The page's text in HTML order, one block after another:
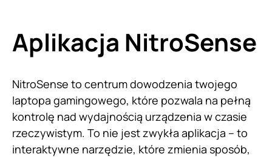
Aplikacja NitroSense
NitroSense to centrum dowodzenia twojego
laptopa gamingowego, które pozwala na pełną
kontrolę nad wydajnością urządzenia w czasie
rzeczywistym. To nie jest zwykła aplikacja – to
interaktywne narzędzie, które zmienia sposób,